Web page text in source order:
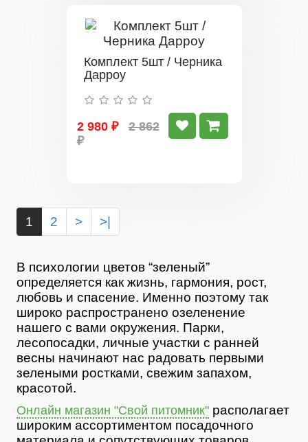
Комплект 5шт / Черника
Дарроу
2 980 ₽
2 862
₽
1 2 > >|
В психологии цветов “зеленый”
определяется как жизнь, гармония, рост,
любовь и спасение. Именно поэтому так
широко распространено озеленение
нашего с вами окружения. Парки,
лесопосадки, личные участки с ранней
весны начинают нас радовать первыми
зелеными ростками, свежим запахом,
красотой.
Онлайн магазин "Свой питомник" располагает
широким ассортиментом посадочного